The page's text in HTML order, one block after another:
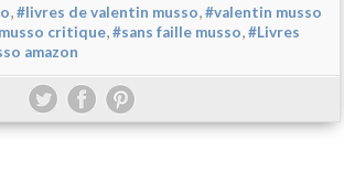
,#livres de valentin musso,#valentin musso
critique,#sans faille musso,#Livres
amazon